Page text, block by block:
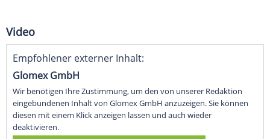
Video
Empfohlener externer Inhalt:
Glomex GmbH
Wir benötigen Ihre Zustimmung, um den von unserer Redaktion
eingebundenen Inhalt von Glomex GmbH anzuzeigen. Sie können
diesen mit einem Klick anzeigen lassen und auch wieder
deaktivieren.